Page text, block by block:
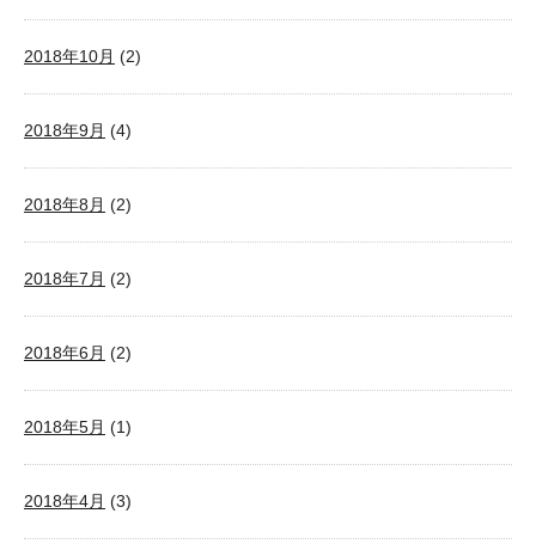
2018年10月 (2)
2018年9月 (4)
2018年8月 (2)
2018年7月 (2)
2018年6月 (2)
2018年5月 (1)
2018年4月 (3)